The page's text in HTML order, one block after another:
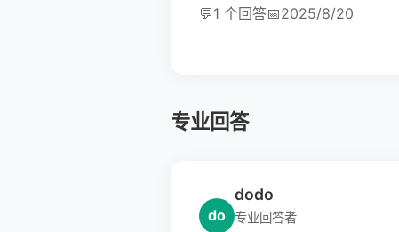
💬1 个回答📅2025/8/20
专业回答
do
dodo
专业回答者